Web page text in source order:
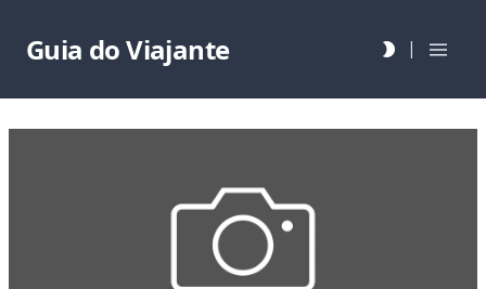
Guia do Viajante |